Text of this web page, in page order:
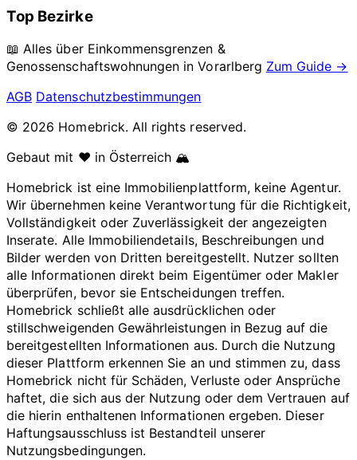
Top Bezirke
📖 Alles über Einkommensgrenzen &
Genossenschaftswohnungen inVorarlberg Zum Guide →
AGB Datenschutzbestimmungen
© 2026 Homebrick. All rights reserved.
Gebaut mit ❤️ in Österreich 🏔️
Homebrick ist eine Immobilienplattform, keine Agentur.
Wir übernehmen keine Verantwortung für die Richtigkeit,
Vollständigkeit oder Zuverlässigkeit der angezeigten
Inserate. Alle Immobiliendetails, Beschreibungen und
Bilder werden von Dritten bereitgestellt. Nutzer sollten
alle Informationen direkt beim Eigentümer oder Makler
überprüfen, bevor sie Entscheidungen treffen.
Homebrick schließt alle ausdrücklichen oder
stillschweigenden Gewährleistungen in Bezug auf die
bereitgestellten Informationen aus. Durch die Nutzung
dieser Plattform erkennen Sie an und stimmen zu, dass
Homebrick nicht für Schäden, Verluste oder Ansprüche
haftet, die sich aus der Nutzung oder dem Vertrauen auf
die hierin enthaltenen Informationen ergeben. Dieser
Haftungsausschluss ist Bestandteil unserer
Nutzungsbedingungen.